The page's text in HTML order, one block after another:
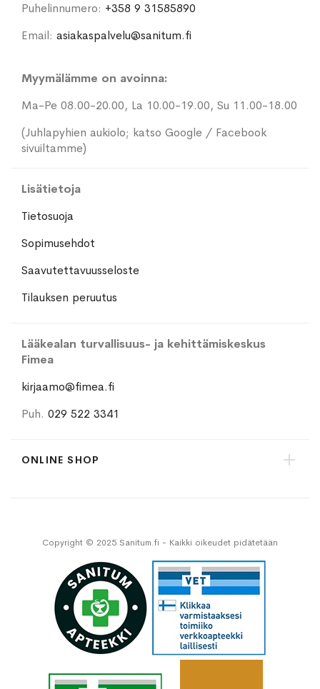
Puhelinnumero: +358 9 31585890
Email: asiakaspalvelu@sanitum.fi
Myymälämme on avoinna:
Ma-Pe 08.00-20.00, La 10.00-19.00, Su 11.00-18.00
(Juhlapyhien aukiolo; katso Google / Facebook
sivuiltamme)
Lisätietoja
Tietosuoja
Sopimusehdot
Saavutettavuusseloste
Tilauksen peruutus
Lääkealan turvallisuus- ja kehittämiskeskus
Fimea
kirjaamo@fimea.fi
Puh. 029 522 3341
ONLINE SHOP
Copyright © 2025 Sanitum.fi - Kaikki oikeudet pidätetään